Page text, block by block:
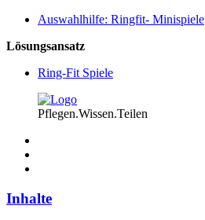
Auswahlhilfe: Ringfit- Minispiele
Lösungsansatz
Ring-Fit Spiele
Pflegen.Wissen.Teilen
Inhalte